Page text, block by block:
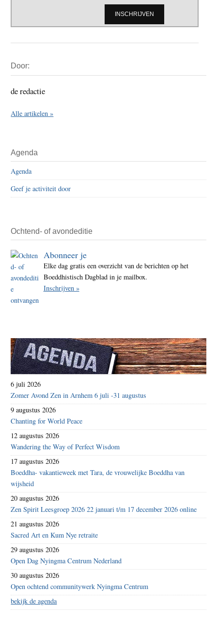
Sidebar
Door:
de redactie
Alle artikelen »
Agenda
Agenda
Geef je activiteit door
Ochtend- of avondeditie
Abonneer je
Elke dag gratis een overzicht van de berichten op het
Boeddhistisch Dagblad in je mailbox.
Inschrijven »
6 juli 2026
Zomer Avond Zen in Arnhem 6 juli -31 augustus
9 augustus 2026
Chanting for World Peace
12 augustus 2026
Wandering the Way of Perfect Wisdom
17 augustus 2026
Boeddha- vakantieweek met Tara, de vrouwelijke Boeddha van
wijsheid
20 augustus 2026
Zen Spirit Leesgroep 2026 22 januari t/m 17 december 2026 online
21 augustus 2026
Sacred Art en Kum Nye retraite
29 augustus 2026
Open Dag Nyingma Centrum Nederland
30 augustus 2026
Open ochtend communitywerk Nyingma Centrum
bekijk de agenda